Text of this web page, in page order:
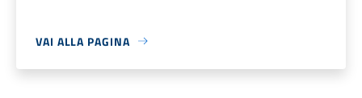
VAI ALLA PAGINA